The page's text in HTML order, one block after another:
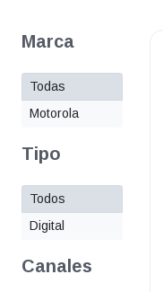
Marca
Todas
Motorola
Tipo
Todos
Digital
Canales